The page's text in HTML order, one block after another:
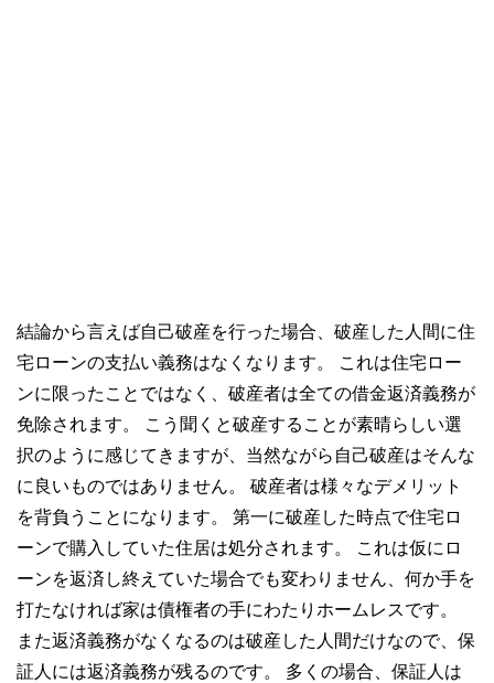
結論から言えば自己破産を行った場合、破産した人間に住
宅ローンの支払い義務はなくなります。 これは住宅ロー
ンに限ったことではなく、破産者は全ての借金返済義務が
免除されます。 こう聞くと破産することが素晴らしい選
択のように感じてきますが、当然ながら自己破産はそんな
に良いものではありません。 破産者は様々なデメリット
を背負うことになります。 第一に破産した時点で住宅ロ
ーンで購入していた住居は処分されます。 これは仮にロ
ーンを返済し終えていた場合でも変わりません、何か手を
打たなければ家は債権者の手にわたりホームレスです。
また返済義務がなくなるのは破産した人間だけなので、保
証人には返済義務が残るのです。 多くの場合、保証人は